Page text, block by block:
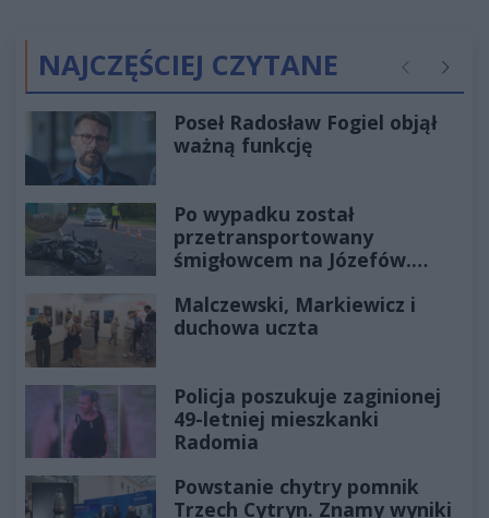
NAJCZĘŚCIEJ CZYTANE Poprzednie
Poseł Radosław Fogiel objął
ważną funkcję
Po wypadku został
przetransportowany
śmigłowcem na Józefów.
Malczewski, Markiewicz i
duchowa uczta
Policja poszukuje zaginionej
49-letniej mieszkanki
Radomia
Powstanie chytry pomnik
Trzech Cytryn. Znamy wyniki